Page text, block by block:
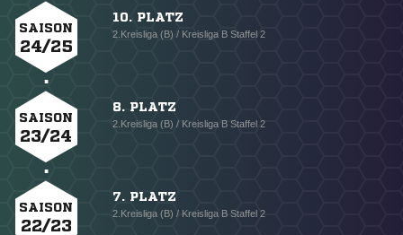
SAISON
24/25
10. PLATZ
2.Kreisliga (B) / Kreisliga B Staffel 2
SAISON
23/24
8. PLATZ
2.Kreisliga (B) / Kreisliga B Staffel 2
SAISON
22/23
7. PLATZ
2.Kreisliga (B) / Kreisliga B Staffel 2